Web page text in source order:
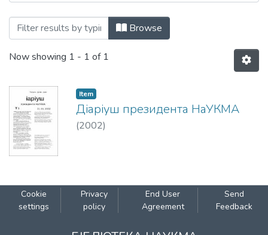
Browsing Діаріуш президента
Browse
Now showing 1 - 1 of 1
Item
Діаріуш президента НаУКМА
(2002)
Cookie
settings
Privacy
policy
End User
Agreement
Send
Feedback